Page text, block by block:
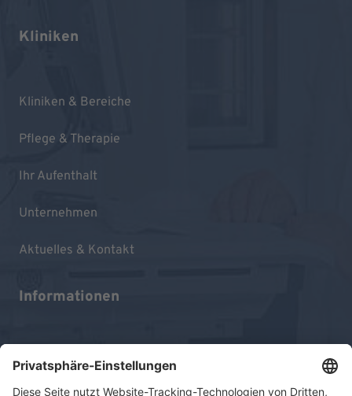
Kliniken
Kliniken & Bereiche
Pflege & Therapie
Ihr Aufenthalt
Unternehmen
Aktuelles & Kontakt
Informationen
Impressum
Datenschutz